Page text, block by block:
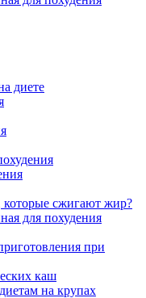
диете
которые сжигают жир?
для похудения
при
каш
на крупах